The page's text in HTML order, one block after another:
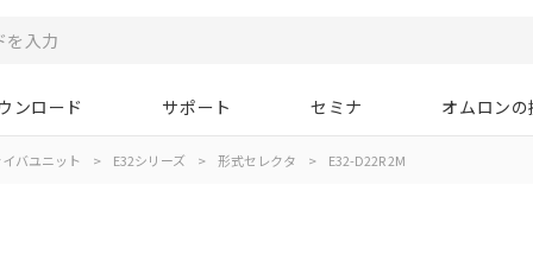
ンロード サポート セミナ オムロン
バユニット > E32シリーズ > 形式セレクタ > E32-D22R 2M